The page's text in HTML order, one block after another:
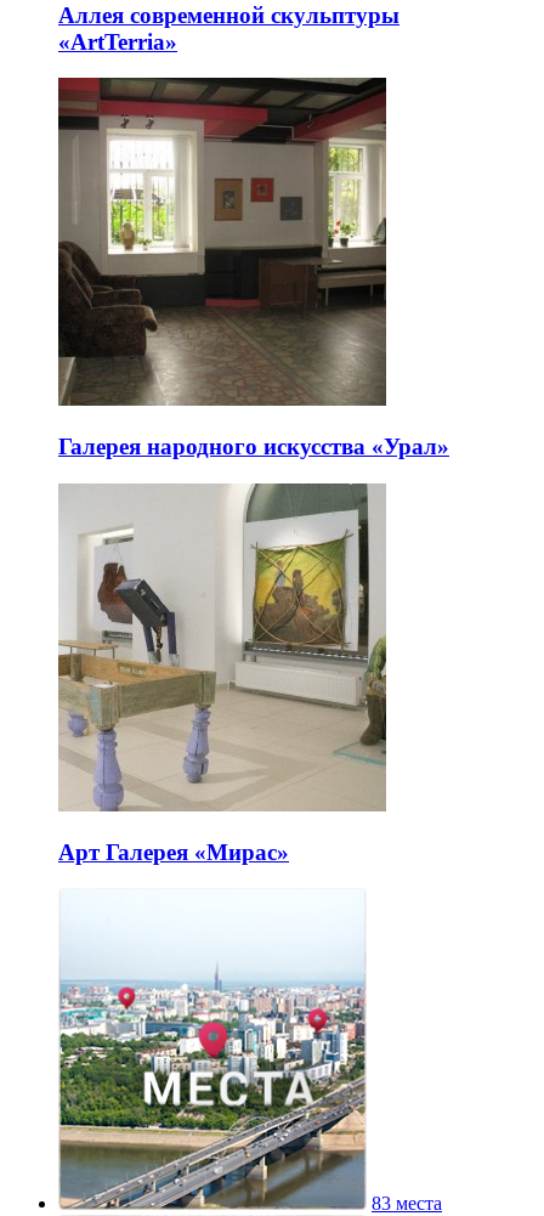
Аллея современной скульптуры
«ArtTerria»
Галерея народного искусства «Урал»
Арт Галерея «Мирас»
83 места